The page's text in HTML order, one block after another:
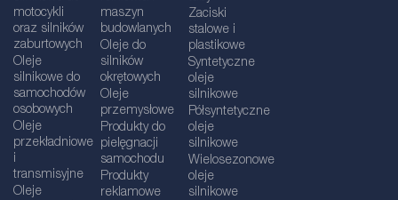
motocykli
oraz silników
zaburtowych
Oleje
silnikowe do
samochodów
osobowych
Oleje
przekładniowe
i
transmisyjne
Oleje
maszyn
budowlanych
Oleje do
silników
okrętowych
Oleje
przemysłowe
Produkty do
pielęgnacji
samochodu
Produkty
reklamowe
Zaciski
stalowe i
plastikowe
Syntetyczne
oleje
silnikowe
Półsyntetyczne
oleje
silnikowe
Wielosezonowe
oleje
silnikowe